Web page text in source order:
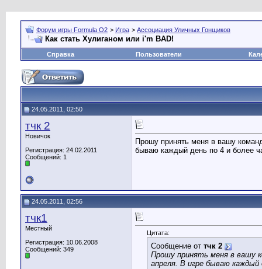
Форум игры Formula O2 > Игра > Ассоциация Уличных Гонщиков
Как стать Хулиганом или i'm BAD!
Справка Пользователи
24.05.2011, 02:50
тчк 2
Новичок
Регистрация: 24.02.2011
Сообщений: 1
Прошу принять меня в вашу
бываю каждый день по 4 и более
24.05.2011, 02:56
тчк1
Местный
Регистрация: 10.06.2008
Сообщений: 349
Цитата:
Сообщение от тчк 2
Прошу принять меня в вашу
апреля. В игре бываю каждый